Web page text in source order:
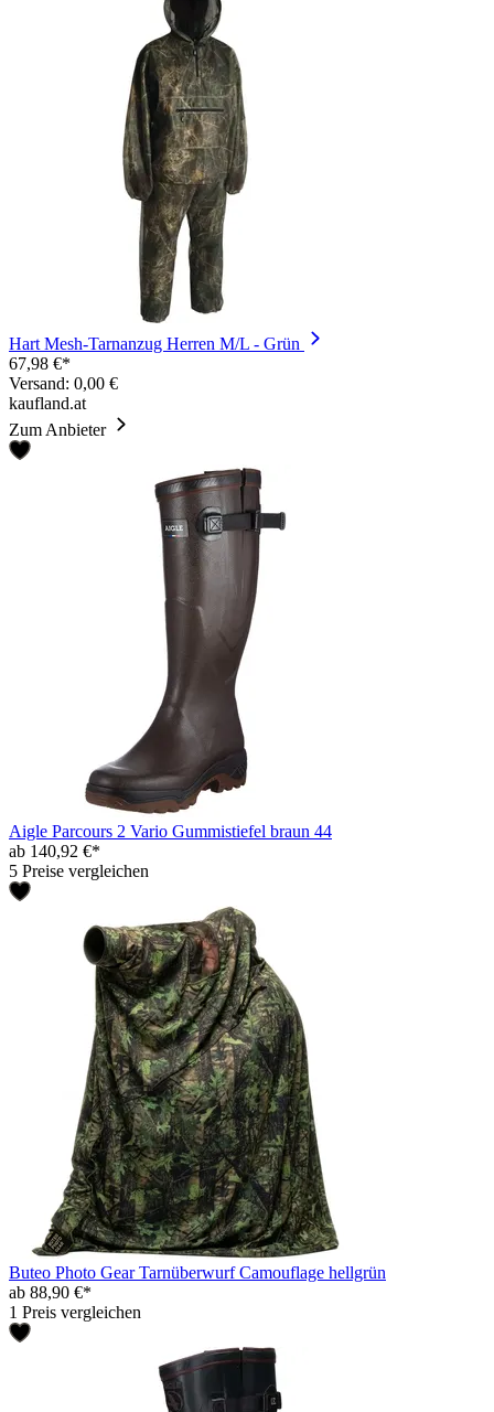
Hart Mesh-Tarnanzug Herren M/L - Grün
67,98 €*
Versand: 0,00 €
kaufland.at
Zum Anbieter
Aigle Parcours 2 Vario Gummistiefel braun 44
ab 140,92 €*
5 Preise vergleichen
Buteo Photo Gear Tarnüberwurf Camouflage hellgrün
ab 88,90 €*
1 Preis vergleichen